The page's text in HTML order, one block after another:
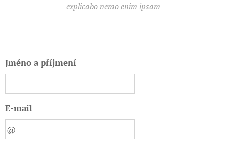
explicabo nemo enim ipsam
Jméno a příjmení
E-mail